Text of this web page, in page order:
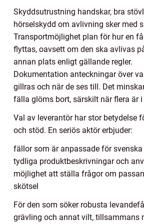
Skyddsutrustning handskar, bra
hörselskydd om avlivning sker med
Transportmöjlighet plan för hur en
flyttas, oavsett om den ska avlivas
annan plats enligt gällande regler.
Dokumentation anteckningar över
gillras och när de ses till. Det
fälla glöms bort, särskilt när flera är i
Val av leverantör har stor betydelse
och stöd. En seriös aktör erbjuder:
fällor som är anpassade för
tydliga produktbeskrivningar och
möjlighet att ställa frågor om
skötsel
För den som söker robusta
grävling och annat vilt, tillsammans